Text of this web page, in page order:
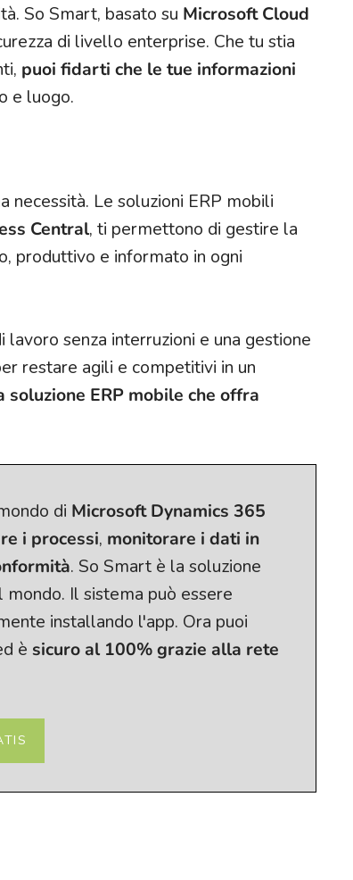
So Smart, basato su Microsoft Cloud
di livello enterprise. Che tu stia
puoi fidarti che le tue informazioni
e luogo.
necessità. Le soluzioni ERP mobili
Central, ti permettono di gestire la
produttivo e informato in ogni
senza interruzioni e una gestione
restare agili e competitivi in un
soluzione ERP mobile che offra
di Microsoft Dynamics 365
i processi, monitorare i dati in
. So Smart è la soluzione
Il sistema può essere
installando l'app. Ora puoi
è sicuro al 100% grazie alla rete